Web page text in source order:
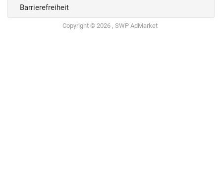
Barrierefreiheit
Copyright © 2026 , SWP AdMarket